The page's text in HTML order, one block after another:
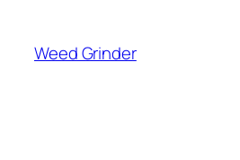
springen
Weed Grinder